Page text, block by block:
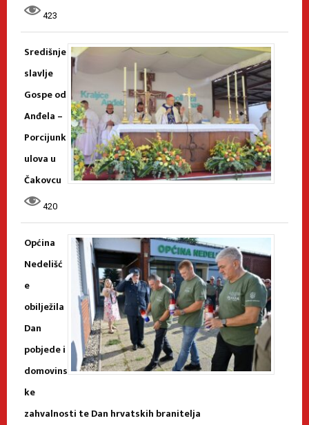
423
Središnje
slavlje
Gospe od
Anđela –
Porcijunk
ulova u
Čakovcu
420
Općina
Nedelišć
e
obilježila
Dan
pobjede i
domovins
ke
zahvalnosti te Dan hrvatskih branitelja